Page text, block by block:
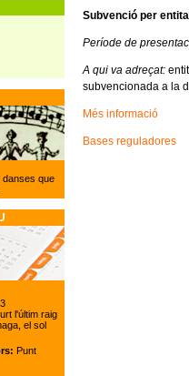
Subvenció per
Període de
A qui va adreçat:
subvencionada a la
Més informació
Bases reguladores
danses que
l'últim raig
el sol
Punt